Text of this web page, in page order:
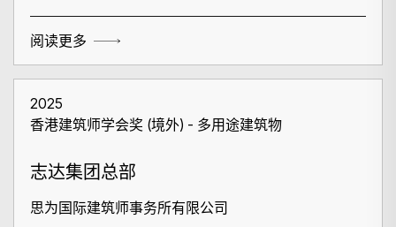
阅读更多
2025
香港建筑师学会奖 (境外) - 多用途建筑物
志达集团总部
思为国际建筑师事务所有限公司